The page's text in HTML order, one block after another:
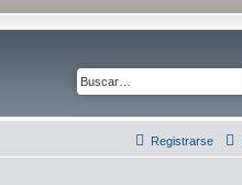
Registrarse